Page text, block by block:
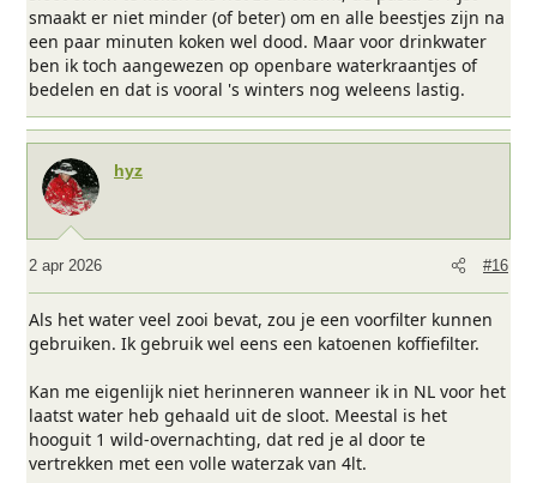
smaakt er niet minder (of beter) om en alle beestjes zijn na
een paar minuten koken wel dood. Maar voor drinkwater
ben ik toch aangewezen op openbare waterkraantjes of
bedelen en dat is vooral 's winters nog weleens lastig.
hyz
2 apr 2026 #16
Als het water veel zooi bevat, zou je een voorfilter kunnen
gebruiken. Ik gebruik wel eens een katoenen koffiefilter.
Kan me eigenlijk niet herinneren wanneer ik in NL voor het
laatst water heb gehaald uit de sloot. Meestal is het
hooguit 1 wild-overnachting, dat red je al door te
vertrekken met een volle waterzak van 4lt.